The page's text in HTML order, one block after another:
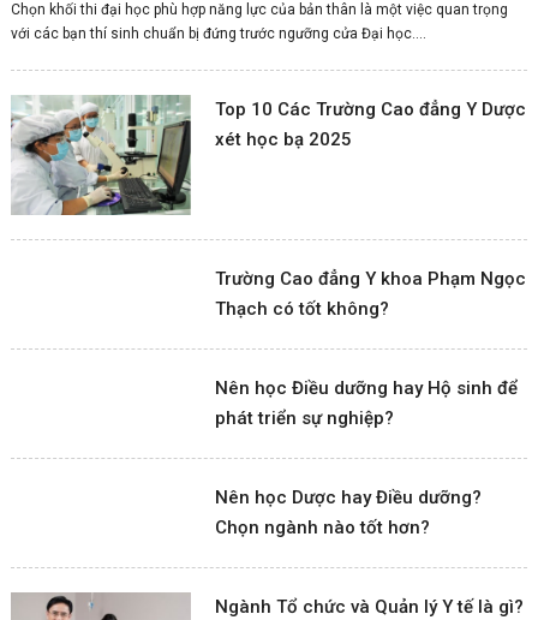
Chọn khối thi đại học phù hợp năng lực của bản thân là một việc quan trọng
với các bạn thí sinh chuẩn bị đứng trước ngưỡng cửa Đại học....
Top 10 Các Trường Cao đẳng Y Dược
xét học bạ 2025
Trường Cao đẳng Y khoa Phạm Ngọc
Thạch có tốt không?
Nên học Điều dưỡng hay Hộ sinh để
phát triển sự nghiệp?
Nên học Dược hay Điều dưỡng?
Chọn ngành nào tốt hơn?
Ngành Tổ chức và Quản lý Y tế là gì?